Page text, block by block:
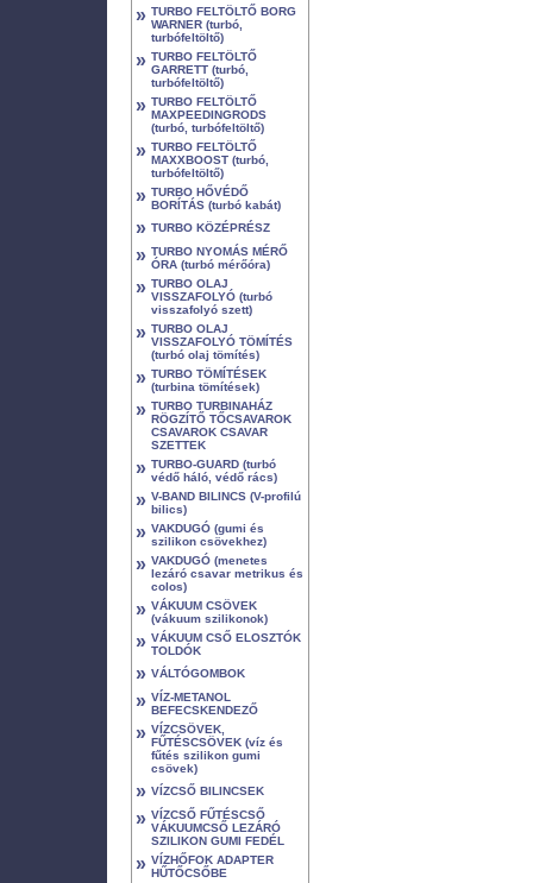
» TURBO FELTÖLTŐ BORG
WARNER (turbó,
turbófeltöltő)
» TURBO FELTÖLTŐ
GARRETT (turbó,
turbófeltöltő)
» TURBO FELTÖLTŐ
MAXPEEDINGRODS
(turbó, turbófeltöltő)
» TURBO FELTÖLTŐ
MAXXBOOST (turbó,
turbófeltöltő)
» TURBO HŐVÉDŐ
BORÍTÁS (turbó kabát)
» TURBO KÖZÉPRÉSZ
» TURBO NYOMÁS MÉRŐ
ÓRA (turbó mérőóra)
» TURBO OLAJ
VISSZAFOLYÓ (turbó
visszafolyó szett)
» TURBO OLAJ
VISSZAFOLYÓ TÖMÍTÉS
(turbó olaj tömítés)
» TURBO TÖMÍTÉSEK
(turbina tömítések)
» TURBO TURBINAHÁZ
RÖGZÍTŐ TŐCSAVAROK
CSAVAROK CSAVAR
SZETTEK
» TURBO-GUARD (turbó
védő háló, védő rács)
» V-BAND BILINCS (V-profilú
bilics)
» VAKDUGÓ (gumi és
szilikon csövekhez)
» VAKDUGÓ (menetes
lezáró csavar metrikus és
colos)
» VÁKUUM CSÖVEK
(vákuum szilikonok)
» VÁKUUM CSŐ ELOSZTÓK
TOLDÓK
» VÁLTÓGOMBOK
» VÍZ-METANOL
BEFECSKENDEZŐ
» VÍZCSÖVEK,
FŰTÉSCSÖVEK (víz és
fűtés szilikon gumi
csövek)
» VÍZCSŐ BILINCSEK
» VÍZCSŐ FŰTÉSCSŐ
VÁKUUMCSŐ LEZÁRÓ
SZILIKON GUMI FEDÉL
» VÍZHŐFOK ADAPTER
HŰTŐCSŐBE